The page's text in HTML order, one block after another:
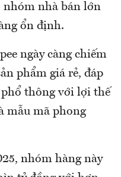
nhóm nhà bán lớn
ổn định.
ngày càng chiếm
phẩm giá rẻ, đáp
thông với lợi thế
mẫu mã phong
nhóm hàng này